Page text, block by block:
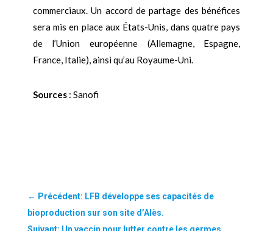
commerciaux. Un accord de partage des bénéfices
sera mis en place aux États-Unis, dans quatre pays
de l’Union européenne (Allemagne, Espagne,
France, Italie), ainsi qu’au Royaume-Uni.
Sources : Sanofi
← Précédent: LFB développe ses capacités de
bioproduction sur son site d’Alès.
Suivant: Un vaccin pour lutter contre les germes